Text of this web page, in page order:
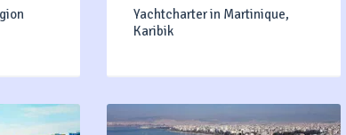
Yachtcharter in Martinique,
Karibik